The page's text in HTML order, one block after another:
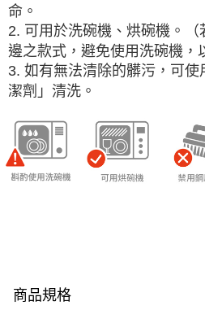
命。
2. 可用於洗碗機、烘碗機。
邊之款式，避免使用洗碗機，
3. 如有無法清除的髒污，可
潔劑」清洗。
商品規格